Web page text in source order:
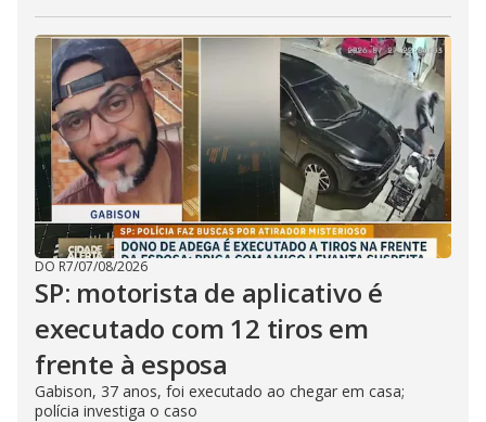
DO R7/07/08/2026
SP: motorista de aplicativo é
executado com 12 tiros em
frente à esposa
Gabison, 37 anos, foi executado ao chegar em casa;
polícia investiga o caso